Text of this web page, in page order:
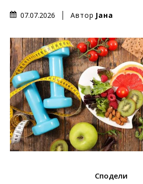
07.07.2026 Автор Јана
Сподели